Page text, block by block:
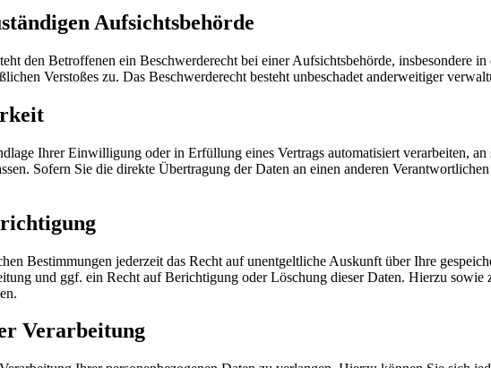
Aufsichtsbehörde
den Betroffenen ein Beschwerderecht bei einer Aufsichtsbehörde, insbesondere
Verstoßes zu. Das Beschwerderecht besteht unbeschadet anderweitiger
Ihrer Einwilligung oder in Erfüllung eines Vertrags automatisiert verarbeiten,
Sofern Sie die direkte Übertragung der Daten an einen anderen
Bestimmungen jederzeit das Recht auf unentgeltliche Auskunft über Ihre
und ggf. ein Recht auf Berichtigung oder Löschung dieser Daten. Hierzu sowie
Verarbeitung